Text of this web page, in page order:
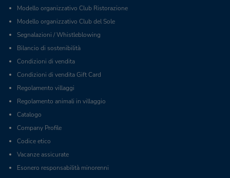
Modello organizzativo Club Ristorazione
Modello organizzativo Club del Sole
Segnalazioni / Whistleblowing
Bilancio di sostenibilità
Condizioni di vendita
Condizioni di vendita Gift Card
Regolamento villaggi
Regolamento animali in villaggio
Catalogo
Company Profile
Codice etico
Vacanze assicurate
Esonero responsabilità minorenni